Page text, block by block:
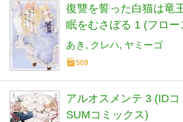
復讐を誓った白猫は竜
眠をむさぼる 1 (フロー
あき クレハ ヤミーゴ
509
アルオスメンテ 3 (ID
SUMコミックス)